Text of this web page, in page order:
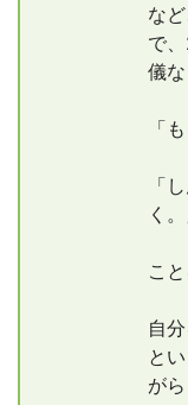
な
で
儀な
「
「
く。
こと
自
と
が